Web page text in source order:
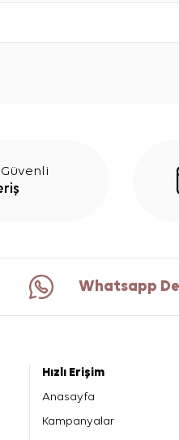
Güvenli
Whatsapp
Hızlı Erişim
Anasayfa
Kampanyalar